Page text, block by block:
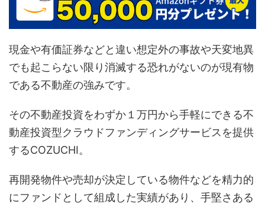
現金や有価証券などと違い想定外の事故や天変地異
でも起こらない限り消滅する恐れがないのが現有物
である不動産の強みです。
その不動産投資をわずか１万円から手軽にできる不
動産投資型クラウドファンディングサービスを提供
するCOZUCHI。
再開発物件や売却が決定している物件などを精力的
にファンドとして組成した実績があり、手堅さある